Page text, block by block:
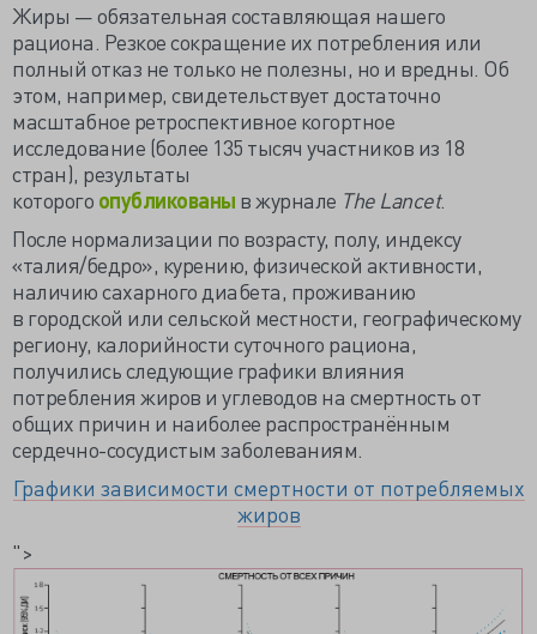
Жиры — обязательная составляющая нашего
рациона. Резкое сокращение их потребления или
полный отказ не только не полезны, но и вредны. Об
этом, например, свидетельствует достаточно
масштабное ретроспективное когортное
исследование (более 135 тысяч участников из 18
стран), результаты
которого опубликованы в журнале The Lancet.
После нормализации по возрасту, полу, индексу
«талия/бедро», курению, физической активности,
наличию сахарного диабета, проживанию
в городской или сельской местности, географическому
региону, калорийности суточного рациона,
получились следующие графики влияния
потребления жиров и углеводов на смертность от
общих причин и наиболее распространённым
сердечно-сосудистым заболеваниям.
Графики зависимости смертности от потребляемых
жиров
">